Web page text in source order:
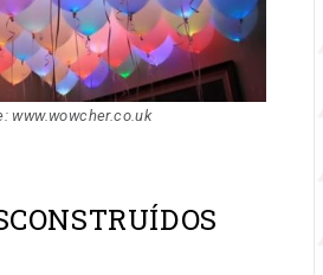
www.wowcher.co.uk